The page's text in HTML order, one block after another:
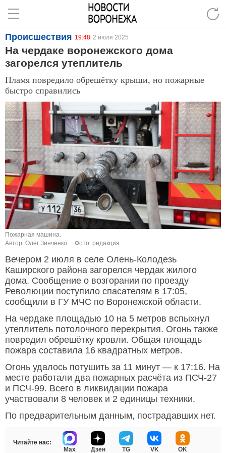
Происшествия 19:48 2 июля 2025
На чердаке воронежского дома
загорелся утеплитель
Пламя повредило обрешётку крыши, но пожарные
быстро справились
Пожарная машина.
Автор: Олег Зинченко.
Фото: редакция.
Вечером 2 июля в селе Олень-Колодезь
Каширского района загорелся чердак жилого
дома. Сообщение о возгорании по проезду
Революции поступило спасателям в 17:05,
сообщили в ГУ МЧС по Воронежской области.
На чердаке площадью 10 на 5 метров вспыхнул
утеплитель потолочного перекрытия. Огонь также
повредил обрешётку кровли. Общая площадь
пожара составила 16 квадратных метров.
Огонь удалось потушить за 11 минут — к 17:16. На
месте работали два пожарных расчёта из ПСЧ-27
и ПСЧ-99. Всего в ликвидации пожара
участвовали 8 человек и 2 единицы техники.
По предварительным данным, пострадавших нет.
Читайте нас:
Max
Дзен TG VK OK